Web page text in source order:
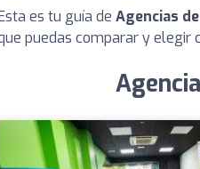
es tu guía de Agencias
puedas comparar y elegir